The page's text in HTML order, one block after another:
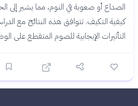
الصداع أو صعوبة في النوم، مما يشير إلى
كيفية التكيف. تتوافق هذه النتائج مع
التأثيرات الإيجابية للصوم المتقطع على